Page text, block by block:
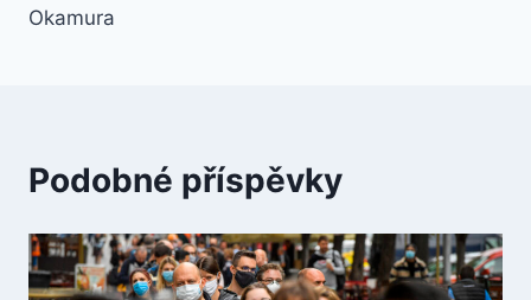
Okamura
Podobné příspěvky